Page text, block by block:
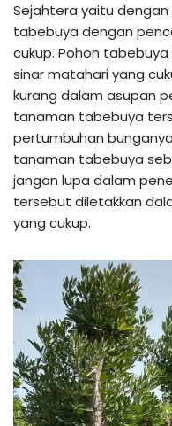
Sejahtera yaitu
tabebuya dengan
cukup. Pohon
sinar matahari yang
kurang dalam asupan
tanaman tabebuya
pertumbuhan
tanaman tabebuya
jangan lupa dalam
tersebut diletakkan
yang cukup.